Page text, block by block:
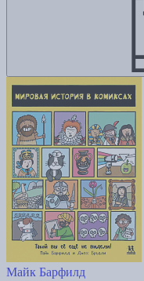
Майк Барфилд